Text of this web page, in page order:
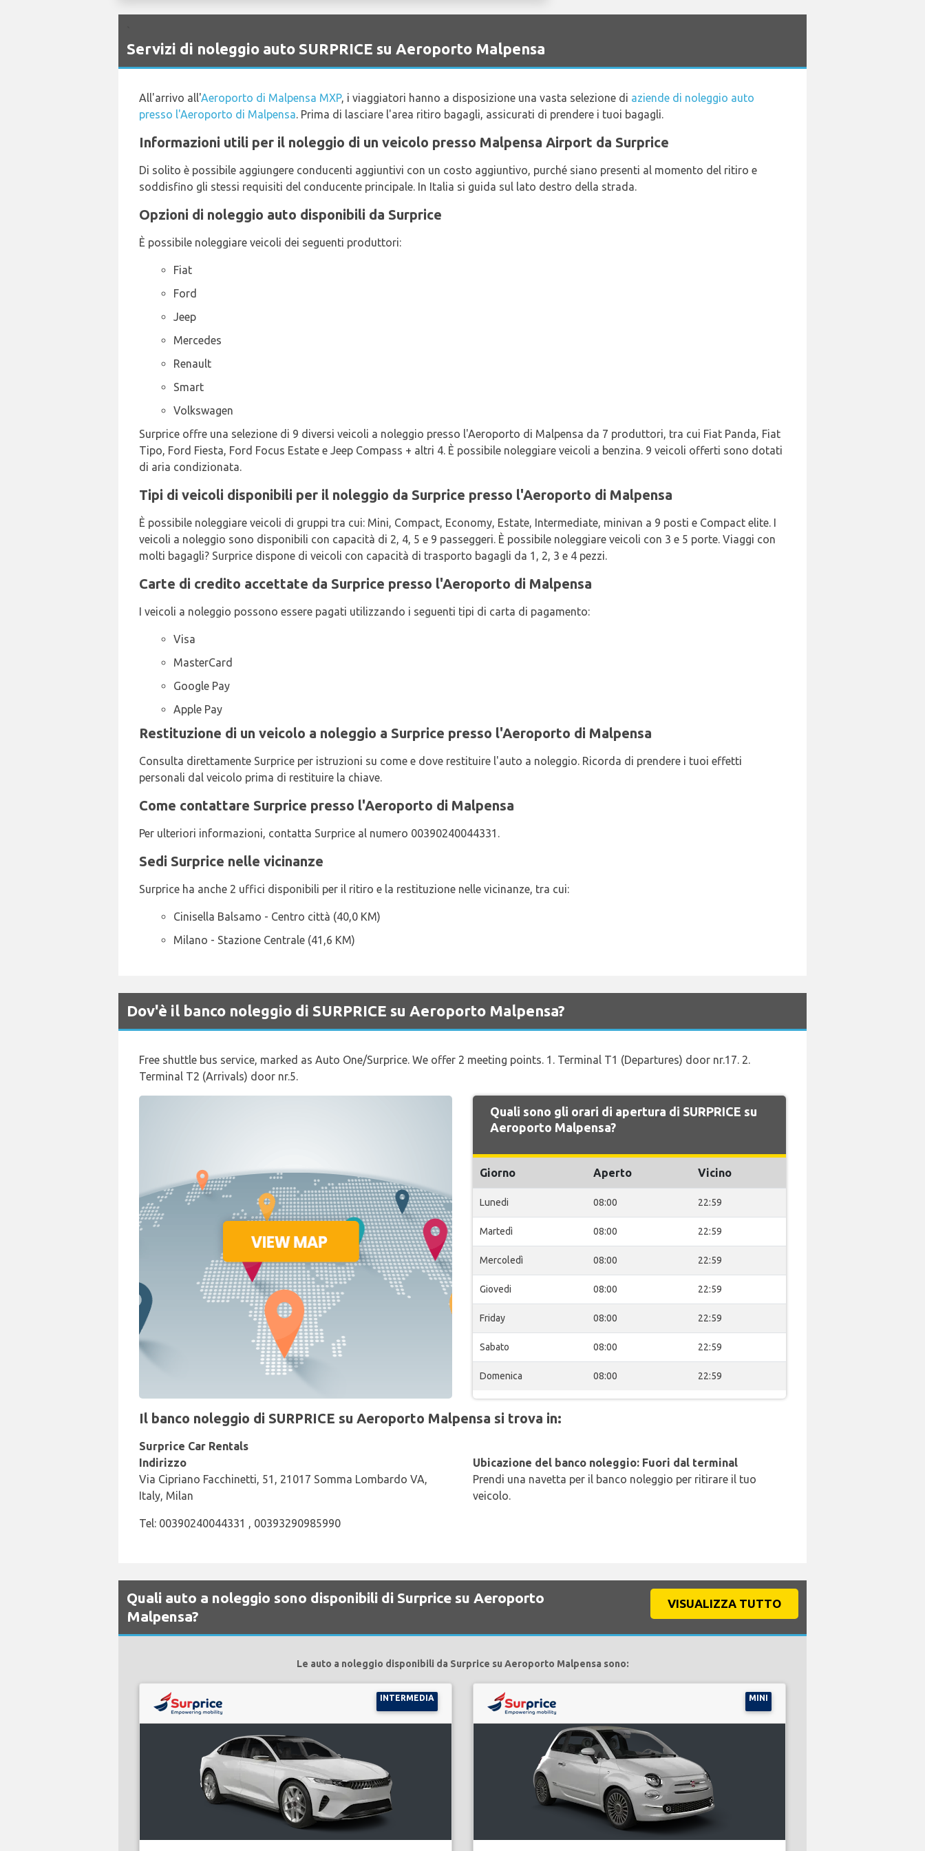
Servizi di noleggio auto SURPRICE su Aeroporto Malpensa
All'arrivo all'Aeroporto di Malpensa MXP, i viaggiatori hanno a disposizione una vasta selezione di aziende di noleggio auto
presso l'Aeroporto di Malpensa. Prima di lasciare l'area ritiro bagagli, assicurati di prendere i tuoi bagagli.
Informazioni utili per il noleggio di un veicolo presso Malpensa Airport da Surprice
Di solito è possibile aggiungere conducenti aggiuntivi con un costo aggiuntivo, purché siano presenti al momento del ritiro e
soddisfino gli stessi requisiti del conducente principale. In Italia si guida sul lato destro della strada.
Opzioni di noleggio auto disponibili da Surprice
È possibile noleggiare veicoli dei seguenti produttori:
Fiat
Ford
Jeep
Mercedes
Renault
Smart
Volkswagen
Surprice offre una selezione di 9 diversi veicoli a noleggio presso l'Aeroporto di Malpensa da 7 produttori, tra cui Fiat Panda, Fiat
Tipo, Ford Fiesta, Ford Focus Estate e Jeep Compass + altri 4. È possibile noleggiare veicoli a benzina. 9 veicoli offerti sono dotati
di aria condizionata.
Tipi di veicoli disponibili per il noleggio da Surprice presso l'Aeroporto di Malpensa
È possibile noleggiare veicoli di gruppi tra cui: Mini, Compact, Economy, Estate, Intermediate, minivan a 9 posti e Compact elite. I
veicoli a noleggio sono disponibili con capacità di 2, 4, 5 e 9 passeggeri. È possibile noleggiare veicoli con 3 e 5 porte. Viaggi con
molti bagagli? Surprice dispone di veicoli con capacità di trasporto bagagli da 1, 2, 3 e 4 pezzi.
Carte di credito accettate da Surprice presso l'Aeroporto di Malpensa
I veicoli a noleggio possono essere pagati utilizzando i seguenti tipi di carta di pagamento:
Visa
MasterCard
Google Pay
Apple Pay
Restituzione di un veicolo a noleggio a Surprice presso l'Aeroporto di Malpensa
Consulta direttamente Surprice per istruzioni su come e dove restituire l'auto a noleggio. Ricorda di prendere i tuoi effetti
personali dal veicolo prima di restituire la chiave.
Come contattare Surprice presso l'Aeroporto di Malpensa
Per ulteriori informazioni, contatta Surprice al numero 00390240044331.
Sedi Surprice nelle vicinanze
Surprice ha anche 2 uffici disponibili per il ritiro e la restituzione nelle vicinanze, tra cui:
Cinisella Balsamo - Centro città (40,0 KM)
Milano - Stazione Centrale (41,6 KM)
Dov'è il banco noleggio di SURPRICE su Aeroporto Malpensa?
Free shuttle bus service, marked as Auto One/Surprice. We offer 2 meeting points. 1. Terminal T1 (Departures) door nr.17. 2.
Terminal T2 (Arrivals) door nr.5.
Quali sono gli orari di apertura di SURPRICE su
Aeroporto Malpensa?
Giorno Aperto Vicino
Lunedi 08:00 22:59
Martedì 08:00 22:59
Mercoledì 08:00 22:59
Giovedi 08:00 22:59
Friday 08:00 22:59
Sabato 08:00 22:59
Domenica 08:00 22:59
Il banco noleggio di SURPRICE su Aeroporto Malpensa si trova in:
Surprice Car Rentals
Indirizzo
Via Cipriano Facchinetti, 51, 21017 Somma Lombardo VA,
Italy, Milan
Tel: 00390240044331 , 00393290985990
Ubicazione del banco noleggio: Fuori dal terminal
Prendi una navetta per il banco noleggio per ritirare il tuo
veicolo.
Quali auto a noleggio sono disponibili di Surprice su Aeroporto
Malpensa?
VISUALIZZA TUTTO
Le auto a noleggio disponibili da Surprice su Aeroporto Malpensa sono:
INTERMEDIA MINI